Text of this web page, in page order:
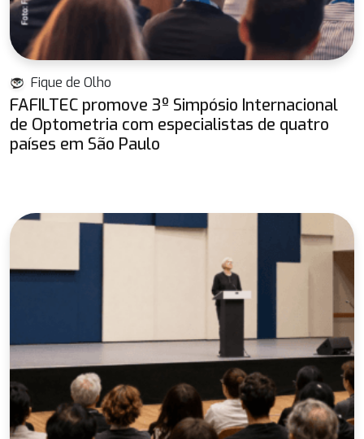
Fique de Olho
FAFILTEC promove 3º Simpósio Internacional
de Optometria com especialistas de quatro
países em São Paulo